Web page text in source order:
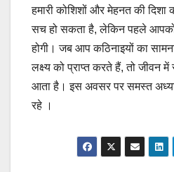
हमारी कोशिशों और मेहनत की
सच हो सकता है, लेकिन पहले
होगी। जब आप कठिनाइयों का
लक्ष्य को प्राप्त करते हैं, तो जीवन
आता है। इस अवसर पर समस्त
रहे ।